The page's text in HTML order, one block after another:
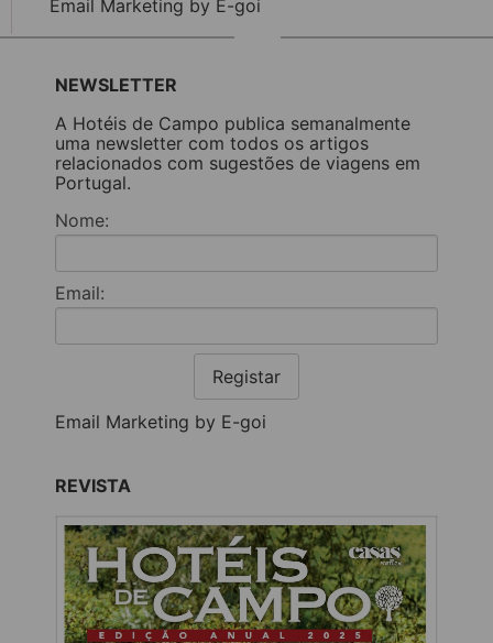
Email Marketing by E-goi
NEWSLETTER
A Hotéis de Campo publica semanalmente
uma newsletter com todos os artigos
relacionados com sugestões de viagens em
Portugal.
Nome:
Email:
Registar
Email Marketing by E-goi
REVISTA